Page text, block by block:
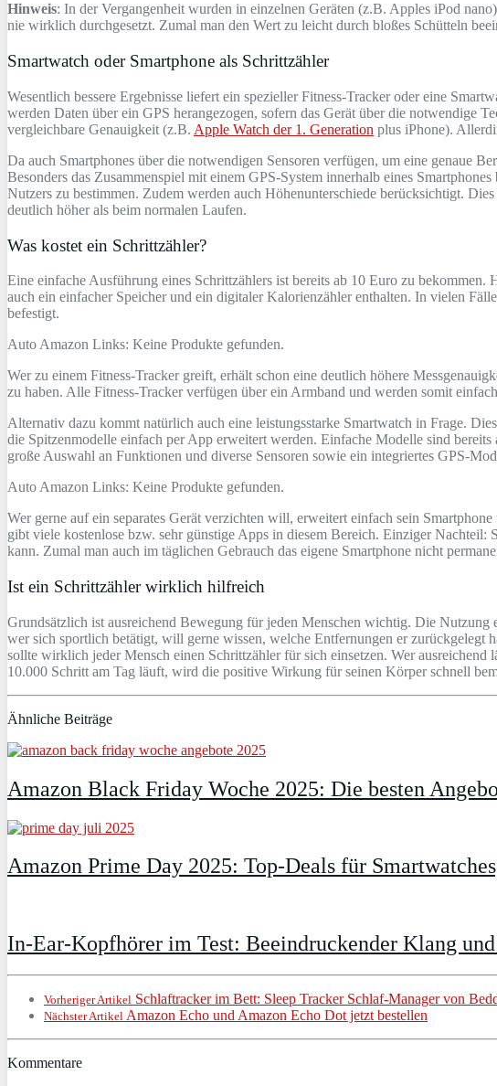
Hinweis: In der Vergangenheit wurden in einzelnen Geräten (z.B. Apples iPod
nie wirklich durchgesetzt. Zumal man den Wert zu leicht durch bloßes Schütteln
Smartwatch oder Smartphone als Schrittzähler
Wesentlich bessere Ergebnisse liefert ein spezieller Fitness-Tracker oder eine
werden Daten über ein GPS herangezogen, sofern das Gerät über die notwendige
vergleichbare Genauigkeit (z.B. Apple Watch der 1. Generation plus iPhone).
Da auch Smartphones über die notwendigen Sensoren verfügen, um eine genaue
Besonders das Zusammenspiel mit einem GPS-System innerhalb eines
Nutzers zu bestimmen. Zudem werden auch Höhenunterschiede berücksichtigt.
deutlich höher als beim normalen Laufen.
Was kostet ein Schrittzähler?
Eine einfache Ausführung eines Schrittzählers ist bereits ab 10 Euro zu
auch ein einfacher Speicher und ein digitaler Kalorienzähler enthalten. In vielen
befestigt.
Auto Amazon Links: Keine Produkte gefunden.
Wer zu einem Fitness-Tracker greift, erhält schon eine deutlich höhere
zu haben. Alle Fitness-Tracker verfügen über ein Armband und werden somit
Alternativ dazu kommt natürlich auch eine leistungsstarke Smartwatch in Frage.
die Spitzenmodelle einfach per App erweitert werden. Einfache Modelle sind
große Auswahl an Funktionen und diverse Sensoren sowie ein integriertes GPS-
Auto Amazon Links: Keine Produkte gefunden.
Wer gerne auf ein separates Gerät verzichten will, erweitert einfach sein
gibt viele kostenlose bzw. sehr günstige Apps in diesem Bereich. Einziger
kann. Zumal man auch im täglichen Gebrauch das eigene Smartphone nicht
Ist ein Schrittzähler wirklich hilfreich
Grundsätzlich ist ausreichend Bewegung für jeden Menschen wichtig. Die
wer sich sportlich betätigt, will gerne wissen, welche Entfernungen er
sollte wirklich jeder Mensch einen Schrittzähler für sich einsetzen. Wer
10.000 Schritt am Tag läuft, wird die positive Wirkung für seinen Körper schnell
Ähnliche Beiträge
Amazon Black Friday Woche 2025: Die besten
Amazon Prime Day 2025: Top-Deals für
In-Ear-Kopfhörer im Test: Beeindruckender Klang
Vorheriger Artikel Schlaftracker im Bett: Sleep Tracker Schlaf-Manager von
Nächster Artikel Amazon Echo und Amazon Echo Dot jetzt bestellen
Kommentare